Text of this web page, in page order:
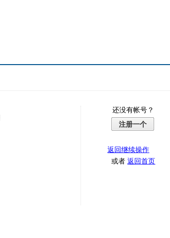
还没有帐号？
注册一个
返回继续操作
或者返回首页